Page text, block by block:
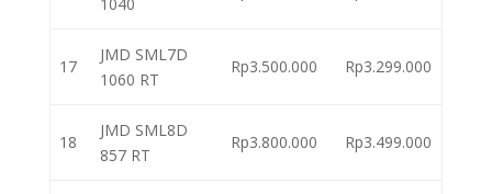
17
JMD SML7D
1060 RT
Rp3.500.000 Rp3.299.000
18
JMD SML8D
857 RT
Rp3.800.000 Rp3.499.000